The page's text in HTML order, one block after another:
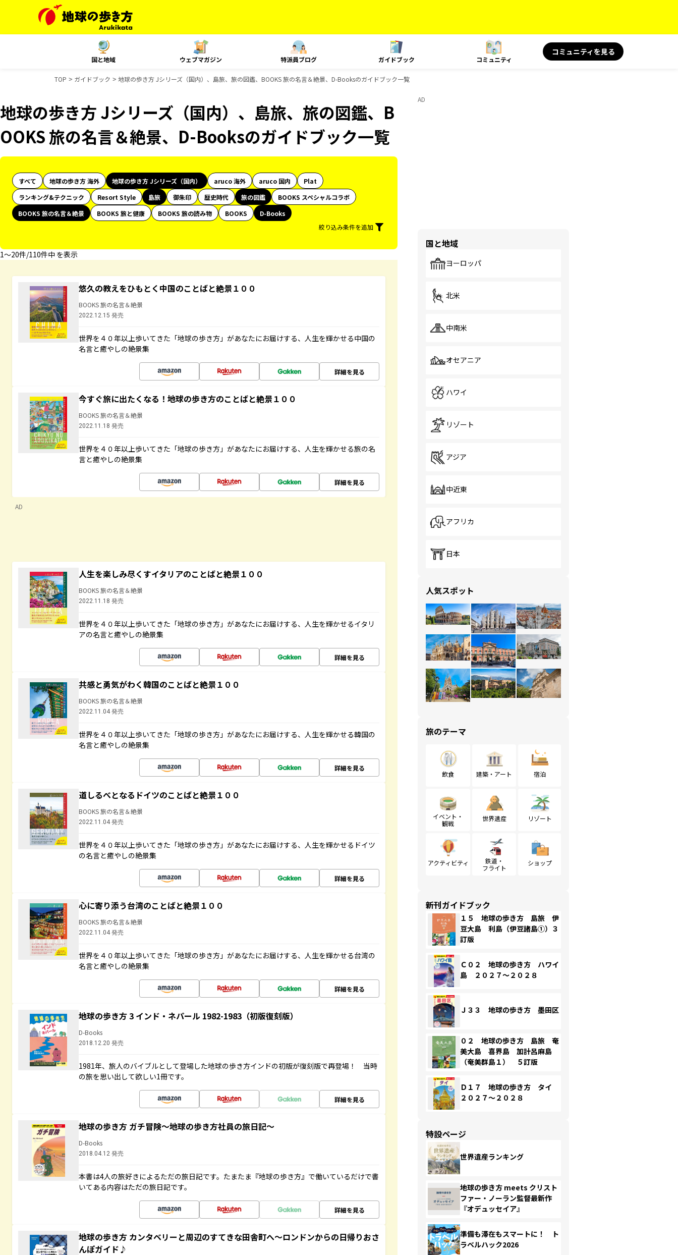
国と地域 ウェブマガジン 特派員ブログ ガイドブック コミュニティ
コミュニティを見る
TOP ガイドブック 地球の歩き方 Jシリーズ（国内）、島旅、旅の図鑑、BOOKS 旅の名言＆絶景、D-Booksのガイドブック一覧
地球の歩き方 Jシリーズ（国内）、島旅、旅の図鑑、B
OOKS 旅の名言＆絶景、D-Booksのガイドブック一覧
すべて 地球の歩き方 海外 地球の歩き方 Jシリーズ（国内） aruco 海外 aruco 国内
Plat
ランキング&テクニック
Resort Style 島旅 御朱印 歴史時代 旅の図鑑
BOOKS スペシャルコラボ
BOOKS 旅の名言＆絶景
BOOKS 旅と健康 BOOKS 旅の読み物 BOOKS
D-Books
絞り込み条件を追加
1〜20件/110件中 を表示
悠久の教えをひもとく中国のことばと絶景１００
BOOKS 旅の名言＆絶景
2022.12.15 発売
世界を４０年以上歩いてきた「地球の歩き方」があなたにお届けする、人生を輝かせる中国の
名言と癒やしの絶景集
詳細を見る
今すぐ旅に出たくなる！地球の歩き方のことばと絶景１００
BOOKS 旅の名言＆絶景
2022.11.18 発売
世界を４０年以上歩いてきた「地球の歩き方」があなたにお届けする、人生を輝かせる旅の名
言と癒やしの絶景集
詳細を見る
AD
人生を楽しみ尽くすイタリアのことばと絶景１００
BOOKS 旅の名言＆絶景
2022.11.18 発売
世界を４０年以上歩いてきた「地球の歩き方」があなたにお届けする、人生を輝かせるイタリ
アの名言と癒やしの絶景集
詳細を見る
共感と勇気がわく韓国のことばと絶景１００
BOOKS 旅の名言＆絶景
2022.11.04 発売
世界を４０年以上歩いてきた「地球の歩き方」があなたにお届けする、人生を輝かせる韓国の
名言と癒やしの絶景集
詳細を見る
道しるべとなるドイツのことばと絶景１００
BOOKS 旅の名言＆絶景
2022.11.04 発売
世界を４０年以上歩いてきた「地球の歩き方」があなたにお届けする、人生を輝かせるドイツ
の名言と癒やしの絶景集
詳細を見る
心に寄り添う台湾のことばと絶景１００
BOOKS 旅の名言＆絶景
2022.11.04 発売
世界を４０年以上歩いてきた「地球の歩き方」があなたにお届けする、人生を輝かせる台湾の
名言と癒やしの絶景集
詳細を見る
地球の歩き方 3 インド・ネパール 1982-1983（初版復刻版）
D-Books
2018.12.20 発売
1981年、旅人のバイブルとして登場した地球の歩き方インドの初版が復刻版で再登場！ 当時
の旅を思い出して欲しい1冊です。
詳細を見る
地球の歩き方 ガチ冒険～地球の歩き方社員の旅日記～
D-Books
2018.04.12 発売
本書は4人の旅好きによるただの旅日記です。たまたま『地球の歩き方』で働いているだけで書
いてある内容はただの旅日記です。
詳細を見る
地球の歩き方 カンタベリーと周辺のすてきな田舎町へ～ロンドンからの日帰りおさ
んぽガイド♪
AD
国と地域
ヨーロッパ
北米
中南米
オセアニア
ハワイ
リゾート
アジア
中近東
アフリカ
日本
人気スポット
旅のテーマ
飲食 建築・アート 宿泊
イベント・
観戦
世界遺産 リゾート
アクティビティ
鉄道・
フライト
ショップ
新刊ガイドブック
１５ 地球の歩き方 島旅 伊
豆大島 利島（伊豆諸島①）３
訂版
Ｃ０２ 地球の歩き方 ハワイ
島 ２０２７～２０２８
Ｊ３３ 地球の歩き方 墨田区
０２ 地球の歩き方 島旅 奄
美大島 喜界島 加計呂麻島
（奄美群島１） ５訂版
Ｄ１７ 地球の歩き方 タイ
２０２７～２０２８
特設ページ
世界遺産ランキング
地球の歩き方 meets クリスト
ファー・ノーラン監督最新作
『オデュッセイア』
準備も滞在もスマートに！ ト
ラベルハック2026